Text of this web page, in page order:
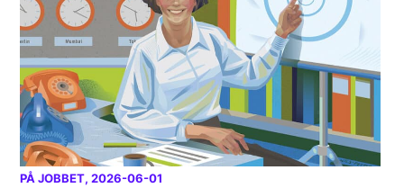
PÅ JOBBET, 2026-06-01